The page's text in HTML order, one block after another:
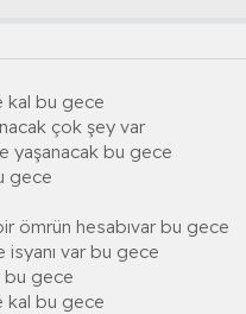
kal bu gece
çok şey var
yaşanacak bu gece
gece
ömrün hesabıvar bu gece
isyanı var bu gece
bu gece
kal bu gece